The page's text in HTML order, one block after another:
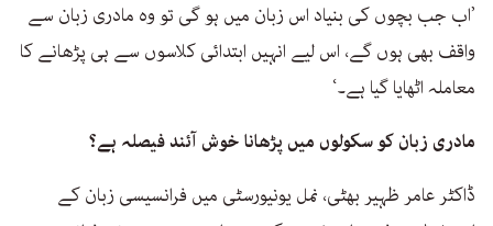
’اب جب بچوں کی بنیاد اس زبان میں ہو گی تو وہ مادری زبان سے
واقف بھی ہوں گے، اس لیے انہیں ابتدائی کلاسوں سے ہی پڑھانے کا
معاملہ اٹھایا گیا ہے۔‘
مادری زبان کو سکولوں میں پڑھانا خوش آئند فیصلہ ہے؟
ڈاکٹر عامر ظہیر بھٹی، نمل یونیورسٹی میں فرانسیسی زبان کے